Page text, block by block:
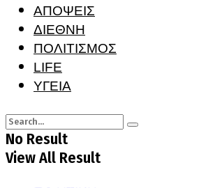
ΑΠΟΨΕΙΣ
ΔΙΕΘΝΗ
ΠΟΛΙΤΙΣΜΟΣ
LIFE
ΥΓΕΙΑ
No Result
View All Result